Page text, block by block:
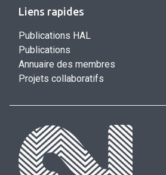
Liens rapides
Publications HAL
Publications
Annuaire des membres
Projets collaboratifs